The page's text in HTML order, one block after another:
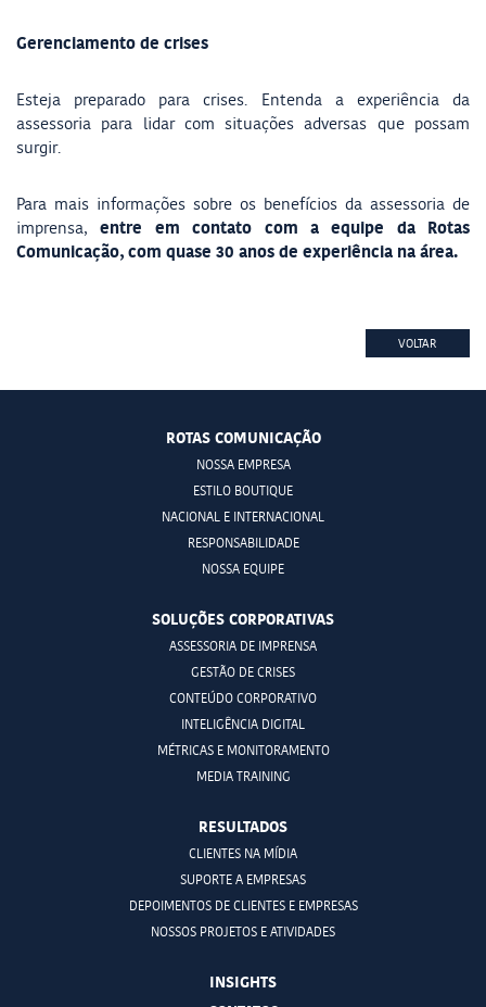
Gerenciamento de crises
Esteja preparado para crises. Entenda a experiência da
assessoria para lidar com situações adversas que possam
surgir.
Para mais informações sobre os benefícios da assessoria de
imprensa,entre em contato com a equipe da Rotas
Comunicação, com quase 30 anos de experiência na área.
VOLTAR
ROTAS COMUNICAÇÃO
NOSSA EMPRESA
ESTILO BOUTIQUE
NACIONAL E INTERNACIONAL
RESPONSABILIDADE
NOSSA EQUIPE
SOLUÇÕES CORPORATIVAS
ASSESSORIA DE IMPRENSA
GESTÃO DE CRISES
CONTEÚDO CORPORATIVO
INTELIGÊNCIA DIGITAL
MÉTRICAS E MONITORAMENTO
MEDIA TRAINING
RESULTADOS
CLIENTES NA MÍDIA
SUPORTE A EMPRESAS
DEPOIMENTOS DE CLIENTES E EMPRESAS
NOSSOS PROJETOS E ATIVIDADES
INSIGHTS